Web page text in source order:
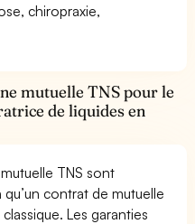
chiropraxie,
mutuelle TNS pour le
de liquides en
TNS sont
contrat de mutuelle
Les garanties